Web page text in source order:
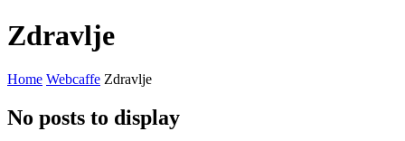
Zdravlje
Home Webcaffe Zdravlje
No posts to display